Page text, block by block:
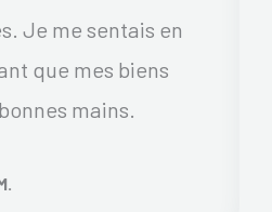
Je me sentais en
que mes biens
mains.